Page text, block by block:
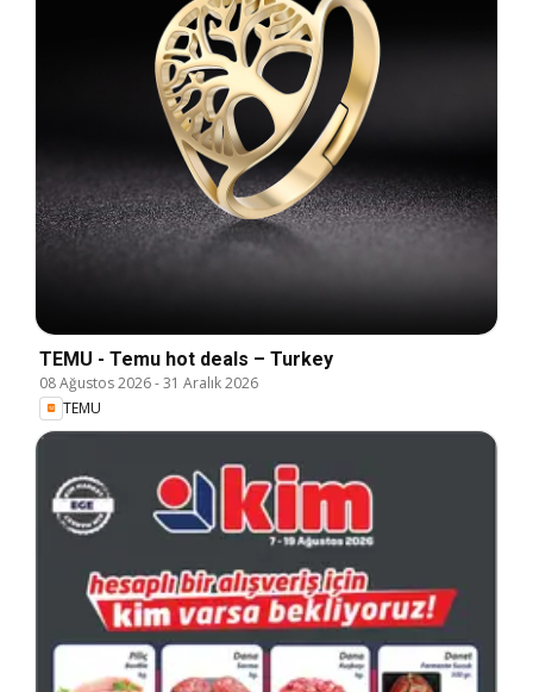
TEMU - Temu hot deals – Turkey
08 Ağustos 2026-31 Aralık 2026
TEMU